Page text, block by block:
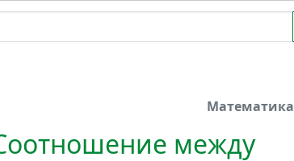
Математика
между